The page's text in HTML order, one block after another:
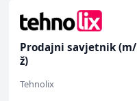
Prodajni savjetnik (m/
ž)
Tehnolix